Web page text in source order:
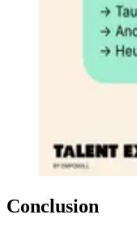
Conclusion